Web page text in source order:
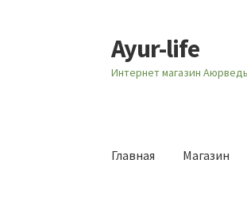
Перейти
к
навигации
Перейти
к
содержимому
Ayur-life
Интернет магазин
Главная Магазин